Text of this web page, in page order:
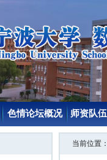
色情论坛概况 师资队伍
当前位置：